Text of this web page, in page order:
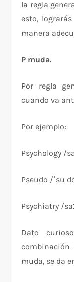
la regla
esto,
manera
P muda.
Por regla
cuando va
Por ejemplo:
Psychology /
Pseudo /
Psychiatry /
Dato
combinación
muda, se da